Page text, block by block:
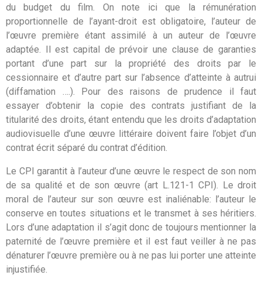
du budget du film. On note ici que la rémunération
proportionnelle de l’ayant-droit est obligatoire, l’auteur de
l’œuvre première étant assimilé à un auteur de l’œuvre
adaptée. Il est capital de prévoir une clause de garanties
portant d’une part sur la propriété des droits par le
cessionnaire et d’autre part sur l’absence d’atteinte à autrui
(diffamation ….). Pour des raisons de prudence il faut
essayer d’obtenir la copie des contrats justifiant de la
titularité des droits, étant entendu que les droits d’adaptation
audiovisuelle d’une œuvre littéraire doivent faire l’objet d’un
contrat écrit séparé du contrat d’édition.
Le CPI garantit à l’auteur d’une œuvre le respect de son nom
de sa qualité et de son œuvre (art L.121-1 CPI). Le droit
moral de l’auteur sur son œuvre est inaliénable: l’auteur le
conserve en toutes situations et le transmet à ses héritiers.
Lors d’une adaptation il s’agit donc de toujours mentionner la
paternité de l’œuvre première et il est faut veiller à ne pas
dénaturer l’œuvre première ou à ne pas lui porter une atteinte
injustifiée.